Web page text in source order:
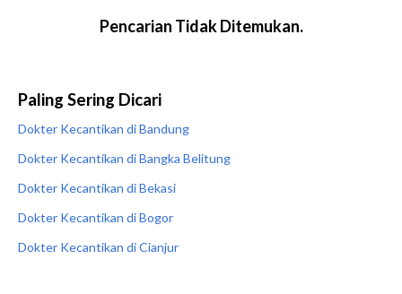
Paling Sering Dicari
Dokter Kecantikan di Bandung
Dokter Kecantikan di Bangka Belitung
Dokter Kecantikan di Bekasi
Dokter Kecantikan di Bogor
Dokter Kecantikan di Cianjur